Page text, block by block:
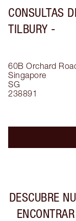
CONSULTAS
TILBURY -
60B Orchard
Singapore
SG
238891
DESCUBRE